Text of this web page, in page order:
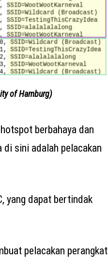
of Hamburg)
berbahaya dan
sini adalah pelacakan
yang dapat bertindak
pelacakan perangkat